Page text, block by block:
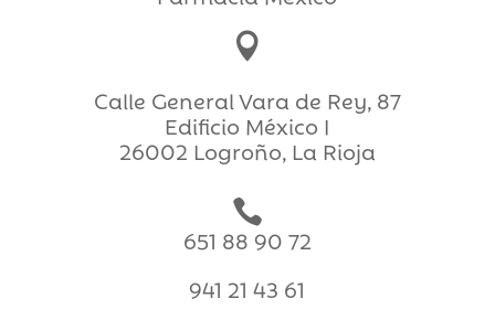

Calle General Vara de Rey, 87
Edificio México I
26002 Logroño, La Rioja

651 88 90 72
941 21 43 61